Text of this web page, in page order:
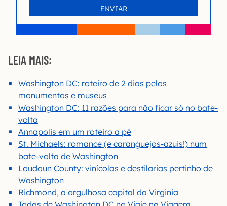
LEIA MAIS:
Washington DC: roteiro de 2 dias pelos
monumentos e museus
Washington DC: 11 razões para não ficar só no bate-
volta
Annapolis em um roteiro a pé
St. Michaels: romance (e caranguejos-azuis!) num
bate-volta de Washington
Loudoun County: vinícolas e destilarias pertinho de
Washington
Richmond, a orgulhosa capital da Virginia